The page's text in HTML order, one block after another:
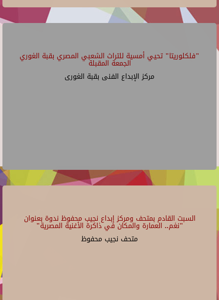
"فلكلوريتا" تحيي أمسية للتراث الشعبي المصري بقبة الغوري
الجمعة المقبلة
مركز الإبداع الفنى بقبة الغورى
السبت القادم بمتحف ومركز إبداع نجيب محفوظ ندوة بعنوان
"نغم.. العمارة والمكان في ذاكرة الأغنية المصرية"
متحف نجيب محفوظ